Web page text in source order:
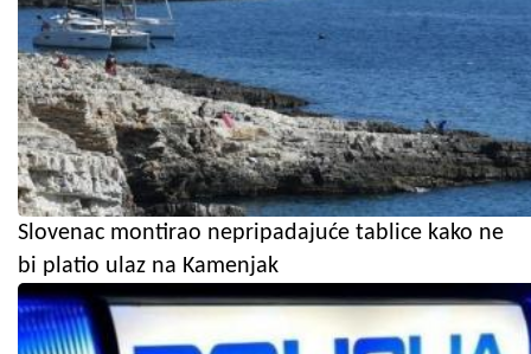
Slovenac montirao nepripadajuće tablice kako ne
bi platio ulaz na Kamenjak